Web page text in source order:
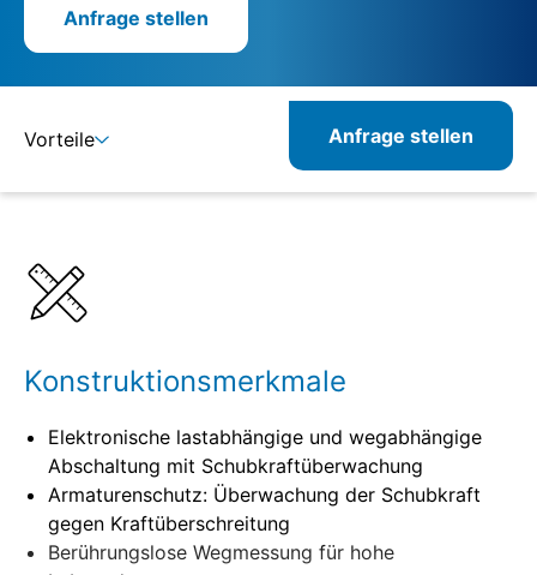
Anfrage stellen
Vorteile Anfrage stellen
Konstruktionsmerkmale
Elektronische lastabhängige und wegabhängige
Abschaltung mit Schubkraftüberwachung
Armaturenschutz: Überwachung der Schubkraft
gegen Kraftüberschreitung
Berührungslose Wegmessung für hohe